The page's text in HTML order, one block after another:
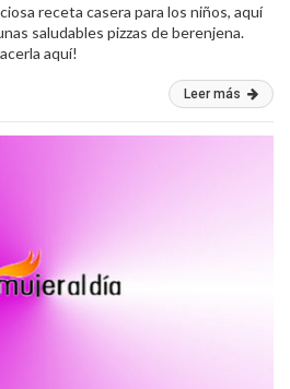
receta casera para los niños, aquí
saludables pizzas de berenjena.
aquí!
Leer más